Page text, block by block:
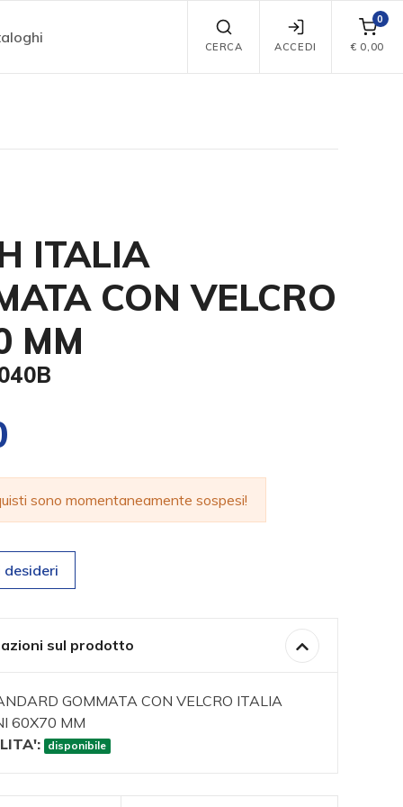
CERCA ACCEDI
0
€ 0,00
ITALIA
CON VELCRO
MM
sono momentaneamente sospesi!
desideri
sul prodotto
GOMMATA CON VELCRO ITALIA
60X70 MM
disponibile